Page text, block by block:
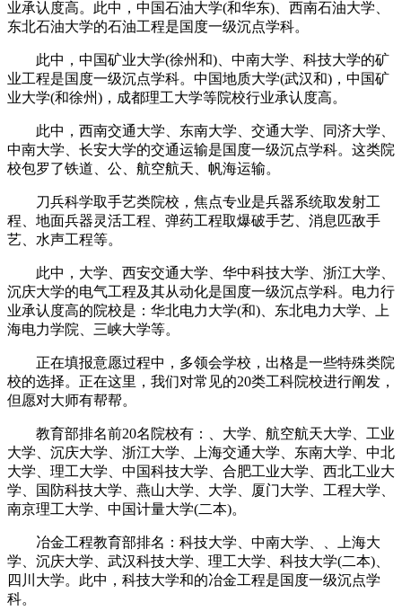
业承认度高。此中，中国石油大学(和华东)、西南石油大学、
东北石油大学的石油工程是国度一级沉点学科。
此中，中国矿业大学(徐州和)、中南大学、科技大学的矿
业工程是国度一级沉点学科。中国地质大学(武汉和)，中国矿
业大学(和徐州)，成都理工大学等院校行业承认度高。
此中，西南交通大学、东南大学、交通大学、同济大学、
中南大学、长安大学的交通运输是国度一级沉点学科。这类院
校包罗了铁道、公、航空航天、帆海运输。
刀兵科学取手艺类院校，焦点专业是兵器系统取发射工
程、地面兵器灵活工程、弹药工程取爆破手艺、消息匹敌手
艺、水声工程等。
此中，大学、西安交通大学、华中科技大学、浙江大学、
沉庆大学的电气工程及其从动化是国度一级沉点学科。电力行
业承认度高的院校是：华北电力大学(和)、东北电力大学、上
海电力学院、三峡大学等。
正在填报意愿过程中，多领会学校，出格是一些特殊类院
校的选择。正在这里，我们对常见的20类工科院校进行阐发，
但愿对大师有帮帮。
教育部排名前20名院校有：、大学、航空航天大学、工业
大学、沉庆大学、浙江大学、上海交通大学、东南大学、中北
大学、理工大学、中国科技大学、合肥工业大学、西北工业大
学、国防科技大学、燕山大学、大学、厦门大学、工程大学、
南京理工大学、中国计量大学(二本)。
冶金工程教育部排名：科技大学、中南大学、、上海大
学、沉庆大学、武汉科技大学、理工大学、科技大学(二本)、
四川大学。此中，科技大学和的冶金工程是国度一级沉点学
科。